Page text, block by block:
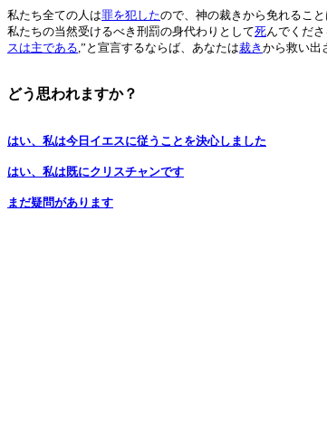
私たち全ての人は罪を犯したので、神の裁きから免れるこ
私たちの当然受けるべき刑罰の身代わりとして死んでくださ
スは主である,”と宣言するならば、あなたは裁き から救い出
どう思われますか？
はい、私は今日イエスに従うことを決心しました
はい、私は既にクリスチャンです
まだ疑問があります